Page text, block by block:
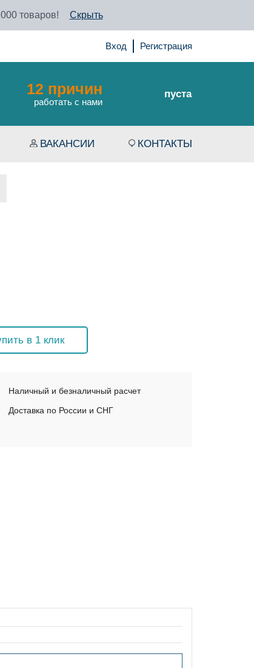
товаров! Скрыть
Вход Регистрация
12 причин
работать с нами
пуста
ВАКАНСИИ КОНТАКТЫ
в 1 клик
Наличный и безналичный расчет
Доставка по России и СНГ